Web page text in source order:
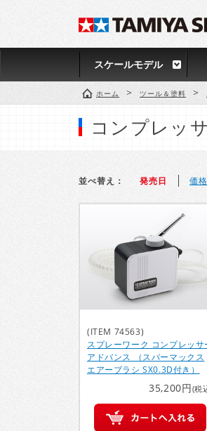
スケールモデル
コンプレッ
ホーム > ツール＆塗料 >
並べ替え： 発売日 価
(ITEM 74563)
スプレーワーク コンプレッサ
アドバンス （スパーマックス
エアーブラシ SX0.3D付き）
35,200円(税